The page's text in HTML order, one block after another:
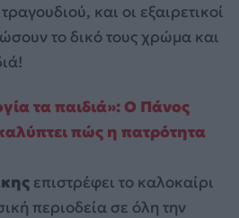
και οι εξαιρετικοί
το δικό τους χρώμα και
τα παιδιά»: Ο Πάνος
πώς η πατρότητα
επιστρέφει το καλοκαίρι
περιοδεία σε όλη την